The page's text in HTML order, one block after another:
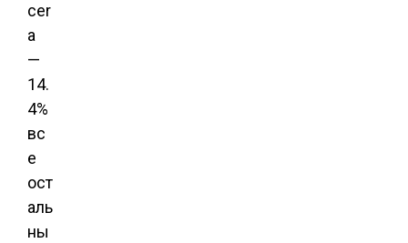
cer
a
—
14.
4%
вс
е
ост
аль
ны